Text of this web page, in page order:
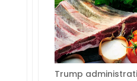
Trump